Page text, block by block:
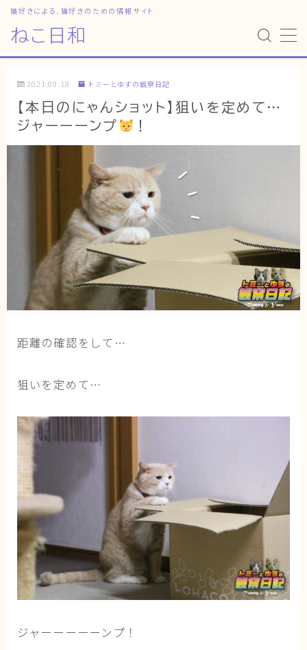
ねこ日和
猫好きによる、猫好きのための情報サイト
MENU
ねこ日和
猫暮らしの平均
猫のなぜ？
ゆずとシンバの日常
ねこの部屋
猫の健康・ケア関連
猫と人間の共生・社会問題
猫との暮らし・生活設計
猫と暮らす快適環境づくり
猫と暮らすシニアライフ
ねこの飼い方
基本ガイド（ねこの飼い方、しつけ、食事）
健康管理（病気・ケア・病院情報）
行動と心理（ねこの習性、気持ちの読み方）
お役立ち情報（ねこに優しいインテリア、災害対
2021.09.18 トミーとゆずの観察日記
【本日のにゃんショット】狙いを定めて…
ジャーーーンプ
！
距離の確認をして…
狙いを定めて…
ジャーーーーーンプ！